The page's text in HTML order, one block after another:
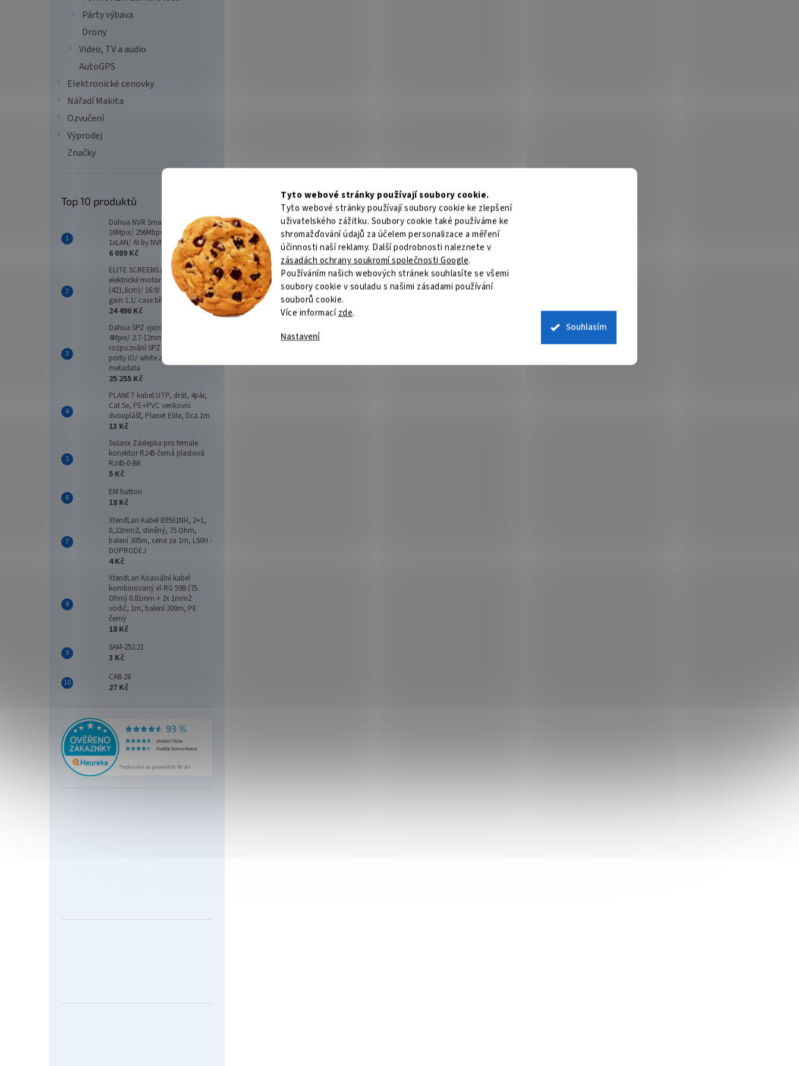
Tyto webové stránky používají soubory cookie.
Tyto webové stránky používají soubory cookie ke zlepšení
uživatelského zážitku. Soubory cookie také používáme ke
shromažďování údajů za účelem personalizace a měření
účinnosti naší reklamy. Další podrobnosti naleznete v
zásadách ochrany soukromí společnosti Google.
Používáním našich webových stránek souhlasíte se všemi
soubory cookie v souladu s našimi zásadami používání
souborů cookie.
Více informacízde.
Nastavení
Souhlasím
Párty výbava
Drony
Video, TV a audio
AutoGPS
Elektronické cenovky
Nářadí Makita
Ozvučení
Výprodej
Značky
Top 10 produktů
Dahua NVR Smart 16xIP/
16Mpix/ 256Mbps/ 2xHDD/
1xLAN/ AI by NVR
6 089 Kč
ELITE SCREENS plátno
elektrické motorové 166"
(421,6cm)/ 16:9/ 205,7×365,8cm/
gain 1.1/ case bílý
24 490 Kč
Dahua SPZ vjezdová kamera
4Mpix/ 2.7-12mm/ IR30m/
rozpoznání SPZ na 3-10m/
porty IO/ white a blacklist/
metadata
25 255 Kč
PLANET kabel UTP, drát, 4pár,
Cat 5e, PE+PVC venkovní
dvouplášť, Planet Elite, Dca 1m
13 Kč
Solarix Záslepka pro female
konektor RJ45 černá plastová
RJ45-0-BK
5 Kč
EM button
18 Kč
XtendLan Kabel B9501NH, 2+1,
0,22mm2, stíněný, 75 Ohm,
balení 305m, cena za 1m, LS0H -
DOPRODEJ
4 Kč
XtendLan Koaxiální kabel
kombinovaný xl-RG 59B (75
Ohm) 0.81mm + 2x 1mm2
vodič, 1m, balení 200m, PE
černý
18 Kč
SAM-252.21
3 Kč
CAB 28
27 Kč